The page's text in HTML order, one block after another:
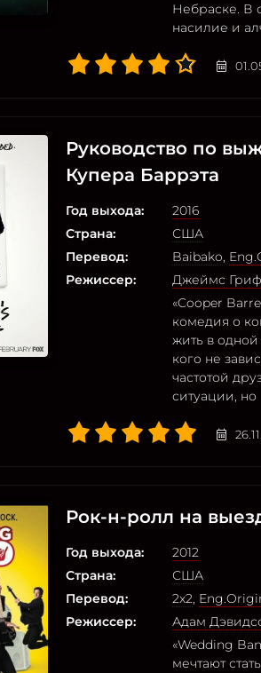
Небраске. В
насилие и
Руководство по
Купера Баррэта
Год выхода:
2016
Страна:
США
Перевод:
Baibako,
Режиссер:
Джеймс
«Cooper
комедия о
жить в одной
кого не
частотой
ситуации, но
Рок-н-ролл на
Год выхода:
2012
Страна:
США
Перевод:
2x2,
Режиссер:
Адам
«Wedding
мечтают